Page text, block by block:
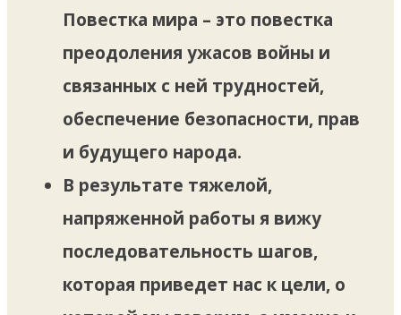
Повестка мира – это повестка
преодоления ужасов войны и
связанных с ней трудностей,
обеспечение безопасности, прав
и будущего народа.
В результате тяжелой,
напряженной работы я вижу
последовательность шагов,
которая приведет нас к цели, о